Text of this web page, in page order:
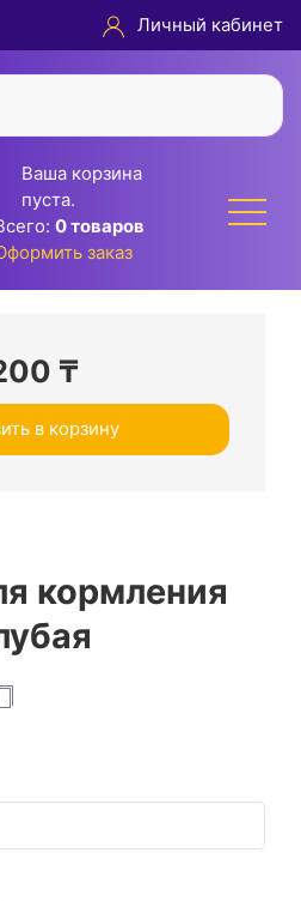
Личный кабинет
Ваша корзина
пуста.
0 товаров
заказ
₸
в корзину
кормления